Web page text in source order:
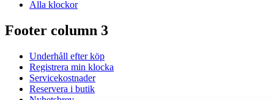
Alla klockor
Footer column 3
Underhåll efter köp
Registrera min klocka
Servicekostnader
Reservera i butik